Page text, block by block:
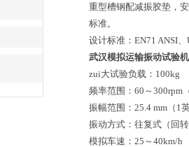
重型槽钢配减振胶垫，
标准。
设计标准：EN71 ANSI
武汉模拟运输振动试验机
zui大试验负载：100kg
频率范围：60～300rpm
振幅范围：25.4 mm（1
振动方式：往复式（回
模拟车速：25～40km/h